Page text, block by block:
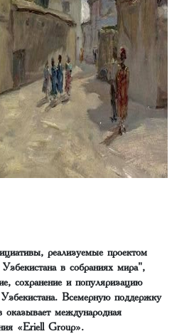
реализуемые проектом
в собраниях мира",
сохранение и популяризацию
Узбекистана. Всемерную поддержку
оказывает международная
«Eriell Group».